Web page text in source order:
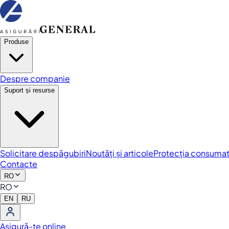
Produse
Despre companie
Suport și resurse
Solicitare despăgubiriNoutăți și articoleProtecția
Contacte
RO
RO
EN RU
Asigură-te online